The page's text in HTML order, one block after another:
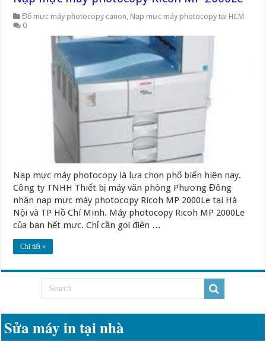
Đổ mực máy photocopy canon, Nạp mực máy photocopy tại HCM
0
Nạp mực máy photocopy là lựa chọn phổ biến hiện nay.
Công ty TNHH Thiết bị máy văn phòng Phương Đông
nhận nạp mực máy photocopy Ricoh MP 2000Le tại Hà
Nội và TP Hồ Chí Minh. Máy photocopy Ricoh MP 2000Le
của bạn hết mực. Chỉ cần gọi điện …
Chi tiết »
Sửa máy in tại nhà